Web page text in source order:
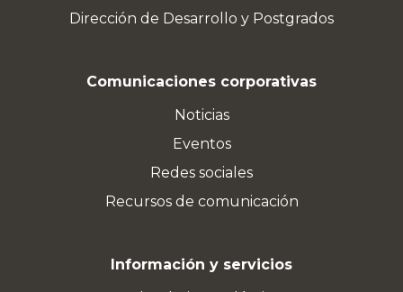
Dirección de Desarrollo y Postgrados
Comunicaciones corporativas
Noticias
Eventos
Redes sociales
Recursos de comunicación
Información y servicios